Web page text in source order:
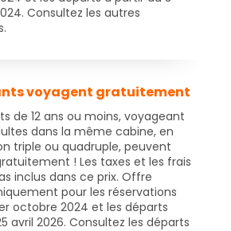
Consultez les autres
voyagent gratuitement
de 12 ans ou moins, voyageant
dans la même cabine, en
triple ou quadruple, peuvent
! Les taxes et les frais
inclus dans ce prix. Offre
pour les réservations
octobre 2024 et les départs
avril 2026. Consultez les départs